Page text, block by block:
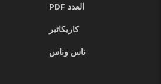
العدد PDF
كاريكاتير
ناس وناس